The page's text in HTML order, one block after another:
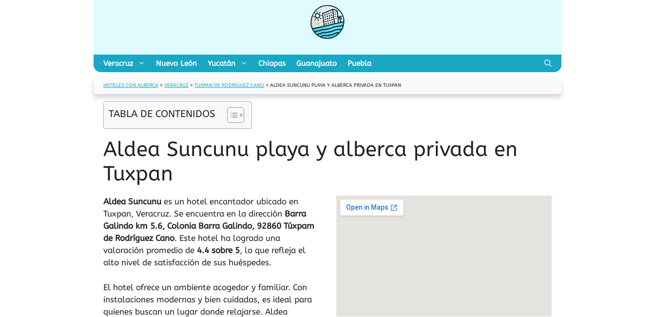
Veracruz Nuevo León Yucatán Chiapas Guanajuato Puebla
HOTELES CON ALBERCA » VERACRUZ » TUXPAN DE RODRÍGUEZ CANO » ALDEA SUNCUNU PLAYA Y ALBERCA PRIVADA EN TUXPAN
TABLA DE CONTENIDOS
Aldea Suncunu playa y alberca privada en
Tuxpan
Aldea Suncunues un hotel encantador ubicado en
Tuxpan, Veracruz. Se encuentra en la dirección Barra
Galindo km 5.6, Colonia Barra Galindo, 92860 Túxpam
de Rodríguez Cano. Este hotel ha logrado una
valoración promedio de 4.4 sobre 5, lo que refleja el
alto nivel de satisfacción de sus huéspedes.
El hotel ofrece un ambiente acogedor y familiar. Con
instalaciones modernas y bien cuidadas, es ideal para
quienes buscan un lugar donde relajarse. Aldea